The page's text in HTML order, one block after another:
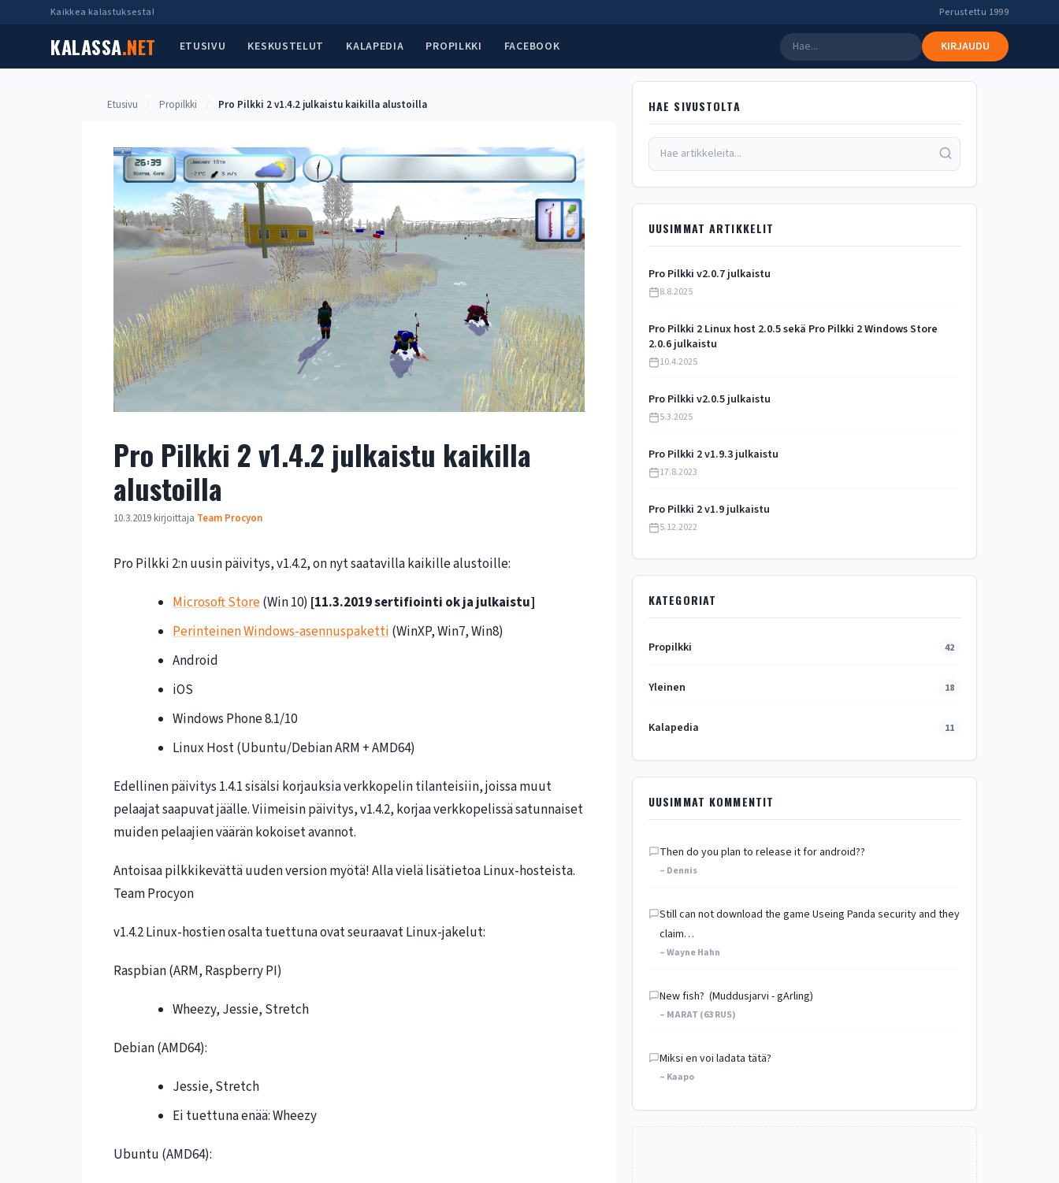
Kaikkea kalastuksesta! Perustettu 1999
KALASSA.NET ETUSIVU KESKUSTELUT KALAPEDIA PROPILKKI FACEBOOK KIRJAUDU
Etusivu Propilkki Pro Pilkki 2 v1.4.2 julkaistu kaikilla alustoilla
Pro Pilkki 2 v1.4.2 julkaistu kaikilla
alustoilla
10.3.2019 kirjoittaja Team Procyon
Pro Pilkki 2:n uusin päivitys, v1.4.2, on nyt saatavilla kaikille alustoille:
Microsoft Store(Win 10) [11.3.2019 sertifiointi ok ja julkaistu]
Perinteinen Windows-asennuspaketti(WinXP, Win7, Win8)
Android
iOS
Windows Phone 8.1/10
Linux Host (Ubuntu/Debian ARM + AMD64)
Edellinen päivitys 1.4.1 sisälsi korjauksia verkkopelin tilanteisiin, joissa muut
pelaajat saapuvat jäälle. Viimeisin päivitys, v1.4.2, korjaa verkkopelissä satunnaiset
muiden pelaajien väärän kokoiset avannot.
Antoisaa pilkkikevättä uuden version myötä! Alla vielä lisätietoa Linux-hosteista.
Team Procyon
v1.4.2 Linux-hostien osalta tuettuna ovat seuraavat Linux-jakelut:
Raspbian (ARM, Raspberry PI)
Wheezy, Jessie, Stretch
Debian (AMD64):
Jessie, Stretch
Ei tuettuna enää: Wheezy
Ubuntu (AMD64):
HAE SIVUSTOLTA
UUSIMMAT ARTIKKELIT
Pro Pilkki v2.0.7 julkaistu
8.8.2025
Pro Pilkki 2 Linux host 2.0.5 sekä Pro Pilkki 2 Windows Store
2.0.6 julkaistu
10.4.2025
Pro Pilkki v2.0.5 julkaistu
5.3.2025
Pro Pilkki 2 v1.9.3 julkaistu
17.8.2023
Pro Pilkki 2 v1.9 julkaistu
5.12.2022
KATEGORIAT
Propilkki 42
Yleinen 18
Kalapedia 11
UUSIMMAT KOMMENTIT
Then do you plan to release it for android??
– Dennis
Still can not download the game Useing Panda security and they
claim…
– Wayne Hahn
New fish? (Muddusjarvi - gArling)
– MARAT (63 RUS)
Miksi en voi ladata tätä?
– Kaapo